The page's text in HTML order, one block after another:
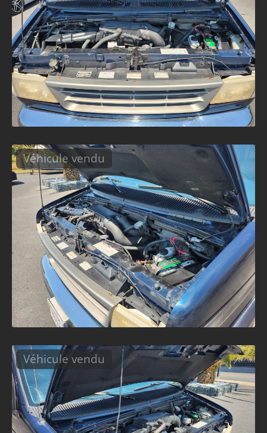
Véhicule vendu
Véhicule vendu